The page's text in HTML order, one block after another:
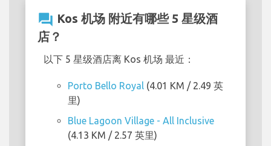
question_answer Kos 机场 附近有哪些 5 星级酒
店？
以下 5 星级酒店离 Kos 机场 最近：
Porto Bello Royal (4.01 KM / 2.49 英
里)
Blue Lagoon Village - All Inclusive
(4.13 KM / 2.57 英里)